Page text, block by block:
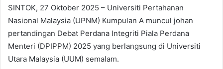
SINTOK, 27 Oktober 2025 – Universiti Pertahanan
Nasional Malaysia (UPNM) Kumpulan A muncul johan
pertandingan Debat Perdana Integriti Piala Perdana
Menteri (DPIPPM) 2025 yang berlangsung di Universiti
Utara Malaysia (UUM) semalam.